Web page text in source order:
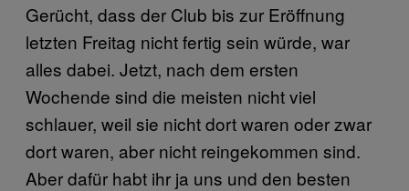
Gerücht, dass der Club bis zur Eröffnung
letzten Freitag nicht fertig sein würde, war
alles dabei. Jetzt, nach dem ersten
Wochende sind die meisten nicht viel
schlauer, weil sie nicht dort waren oder zwar
dort waren, aber nicht reingekommen sind.
Aber dafür habt ihr ja uns und den besten